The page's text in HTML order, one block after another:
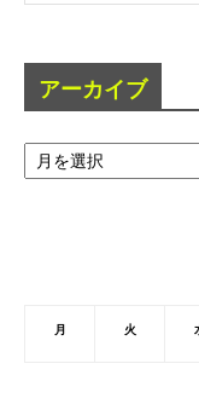
アーカイブ
ア
ー
月 火